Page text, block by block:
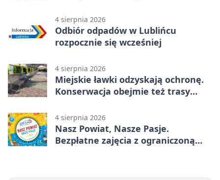
4 sierpnia 2026
Odbiór odpadów w Lublińcu
rozpocznie się wcześniej
4 sierpnia 2026
Miejskie ławki odzyskają ochronę.
Konserwacja obejmie też trasy
4 sierpnia 2026
Nasz Powiat, Nasze Pasje.
Bezpłatne zajęcia z ograniczoną